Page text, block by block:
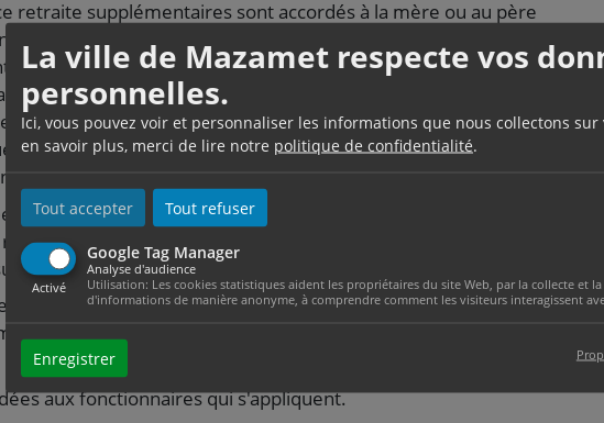
La ville de Mazamet respecte vos
personnelles.
Ici, vous pouvez voir et personnaliser les informations que nous collectons
en savoir plus, merci de lire notre politique de confidentialité.
Tout accepter Tout refuser
Google Tag Manager
Activé
Analyse d'audience
Utilisation: Les cookies statistiques aident les propriétaires du site Web, par la collecte et
d'informations de manière anonyme, à comprendre comment les visiteurs interagissent
Enregistrer
retraite supplémentaires sont accordés à la mère ou au père
ait <span class="miseenevidence">interrompu ou réduit son
span> :
retraite supplémentaires sont accordés à la mère qui a
années d'études, avant d'être recrutée dans la fonction
le recrutement soit intervenu dans les 2 ans suivant
pour se présenter au concours
est né à partir de 2004</span>, 2
supplémentaires sont accordés à la mère à condition de
:
salarié du secteur privé, ou contractuel de la fonction
de durée d'assurance est accordée par 1 seul régime
aux fonctionnaires qui s'appliquent.